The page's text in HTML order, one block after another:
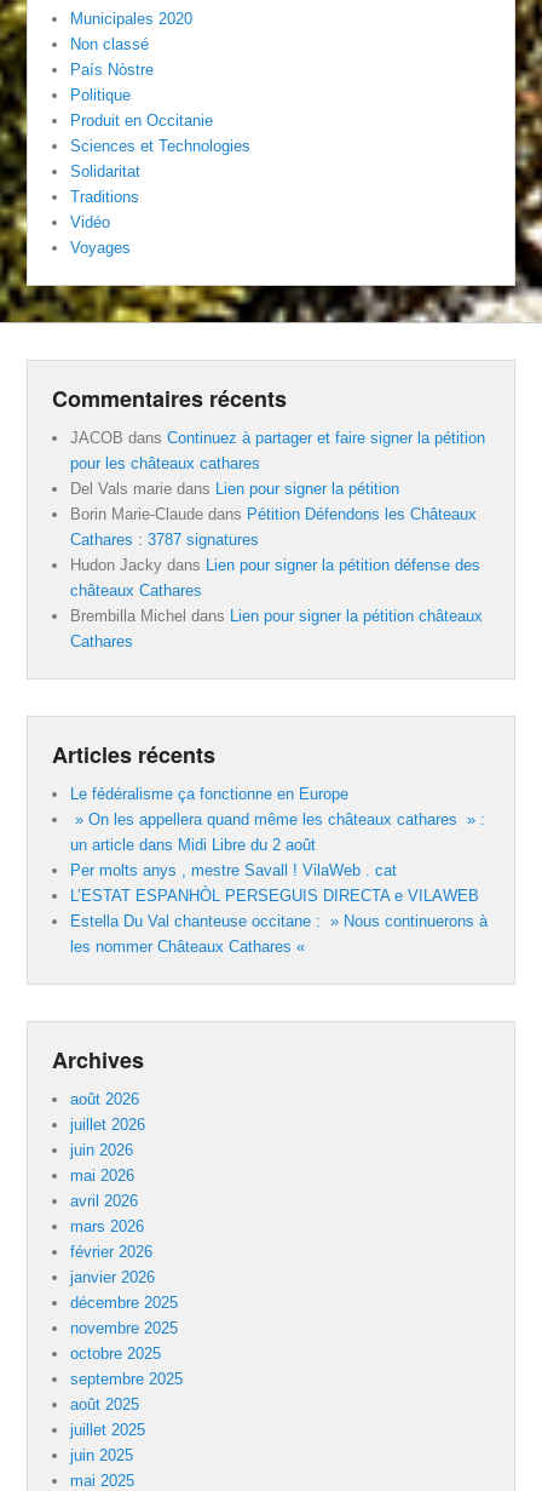
Municipales 2020
Non classé
País Nòstre
Politique
Produit en Occitanie
Sciences et Technologies
Solidaritat
Traditions
Vidéo
Voyages
Commentaires récents
JACOB dansContinuez à partager et faire signer la pétition
pour les châteaux cathares
Del Vals marie dans
Lien pour signer la pétition
Borin Marie-Claude dans Pétition Défendons les Châteaux
Cathares : 3787 signatures
Hudon Jacky dans
Lien pour signer la pétition défense des
châteaux Cathares
Brembilla Michel dans
Lien pour signer la pétition châteaux
Cathares
Articles récents
Le fédéralisme ça fonctionne en Europe
» On les appellera quand même les châteaux cathares » :
un article dans Midi Libre du 2 août
Per molts anys , mestre Savall ! VilaWeb . cat
L’ESTAT ESPANHÒL PERSEGUIS DIRECTA e VILAWEB
Estella Du Val chanteuse occitane : » Nous continuerons à
les nommer Châteaux Cathares «
Archives
août 2026
juillet 2026
juin 2026
mai 2026
avril 2026
mars 2026
février 2026
janvier 2026
décembre 2025
novembre 2025
octobre 2025
septembre 2025
août 2025
juillet 2025
juin 2025
mai 2025